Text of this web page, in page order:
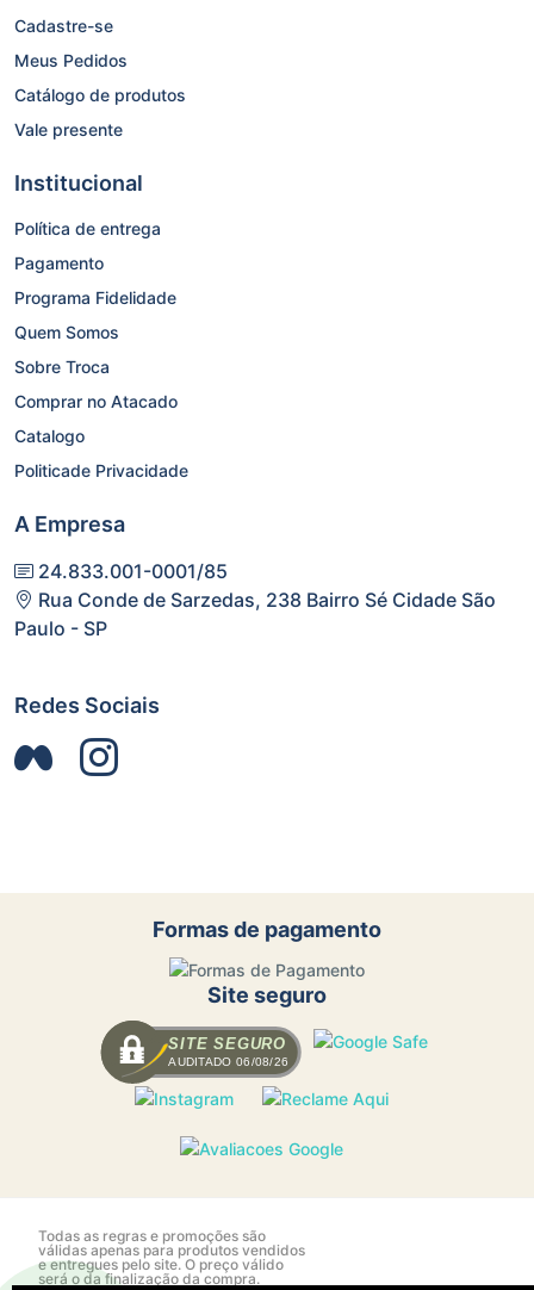
Cadastre-se
Meus Pedidos
Catálogo de produtos
Vale presente
Institucional
Política de entrega
Pagamento
Programa Fidelidade
Quem Somos
Sobre Troca
Comprar no Atacado
Catalogo
Politicade Privacidade
A Empresa
24.833.001-0001/85
Rua Conde de Sarzedas, 238 Bairro Sé Cidade São
Paulo - SP
Redes Sociais
Formas de pagamento
Site seguro
SITE SEGURO
AUDITADO 06/08/26
Todas as regras e promoções são
válidas apenas para produtos vendidos
e entregues pelo site. O preço válido
será o da finalização da compra.